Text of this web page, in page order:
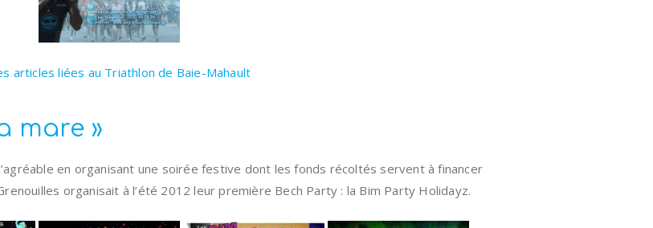
articles liées au Triathlon de Baie-Mahault
mare »
en organisant une soirée festive dont les fonds récoltés servent à financer
organisait à l’été 2012 leur première Bech Party : la Bim Party Holidayz.